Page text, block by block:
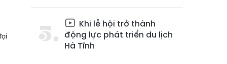
Khi lễ hội trở thành
động lực phát triển du lịch
Hà Tĩnh